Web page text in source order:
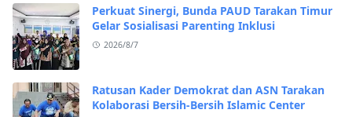
Perkuat Sinergi, Bunda PAUD Tarakan Timur
Gelar Sosialisasi Parenting Inklusi
2026/8/7
Ratusan Kader Demokrat dan ASN Tarakan
Kolaborasi Bersih-Bersih Islamic Center